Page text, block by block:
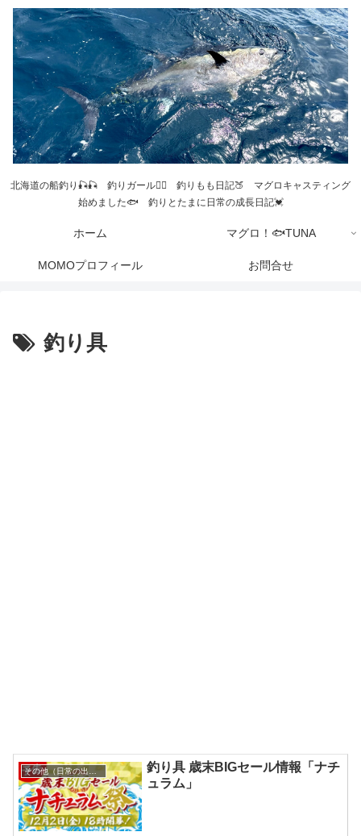
北海道の船釣り🎣🎣 釣りガール💁‍♀️ 釣りもも日記🍑 マグロキャスティング
始めました🐟 釣りとたまに日常の成長日記💓
ホーム マグロ！🐟TUNA
MOMOプロフィール お問合せ
釣り具
その他（日常の出来事）
釣り具 歳末BIGセール情報「ナチ
ュラム」